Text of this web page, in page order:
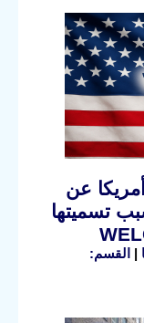
عن
تسميتها
| القسم: